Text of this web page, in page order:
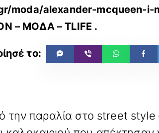
moda/alexander-mcqueen-
– ΜΟΔΑ – TLIFE.
την παραλία στο street style